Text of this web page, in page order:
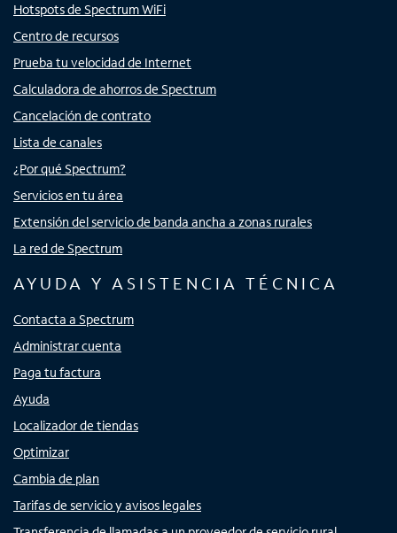
Hotspots de Spectrum WiFi
Centro de recursos
Prueba tu velocidad de Internet
Calculadora de ahorros de Spectrum
Cancelación de contrato
Lista de canales
¿Por qué Spectrum?
Servicios en tu área
Extensión del servicio de banda ancha a zonas rurales
La red de Spectrum
AYUDA Y ASISTENCIA TÉCNICA
Contacta a Spectrum
Administrar cuenta
Paga tu factura
Ayuda
Localizador de tiendas
Optimizar
Cambia de plan
Tarifas de servicio y avisos legales